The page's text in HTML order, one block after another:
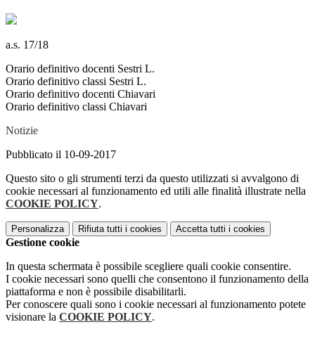
a.s. 17/18
Orario definitivo docenti Sestri L.
Orario definitivo classi Sestri L.
Orario definitivo docenti Chiavari
Orario definitivo classi Chiavari
Notizie
Pubblicato il 10-09-2017
Questo sito o gli strumenti terzi da questo utilizzati si avvalgono di
cookie necessari al funzionamento ed utili alle finalità illustrate nella
COOKIE POLICY.
Personalizza Rifiuta tutti i cookies Accetta tutti i cookies
Gestione cookie
In questa schermata è possibile scegliere quali cookie consentire.
I cookie necessari sono quelli che consentono il funzionamento della
piattaforma e non è possibile disabilitarli.
Per conoscere quali sono i cookie necessari al funzionamento potete
visionare la COOKIE POLICY.